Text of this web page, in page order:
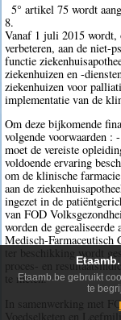
5° artikel 75 wordt
8.
Vanaf 1 juli 2015 wordt,
verbeteren, aan de niet-
functie
ziekenhuizen en -
ziekenhuizen voor
implementatie van de
Om deze bijkomende
volgende voorwaarden :
moet de vereiste
voldoende ervaring
om de klinische
aan de
ingezet in de
van FOD
worden de
Medisch-Farmaceutisch
ter beschikking wordt
proces- en
te meten.
In samenwerking met
Voedselketen en
Etaamb.be gebruikt
te